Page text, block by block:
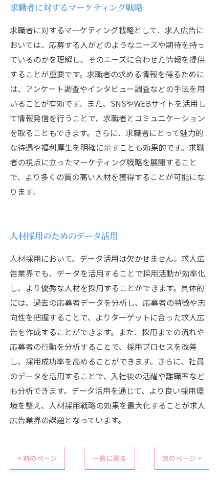
求職者に対するマーケティング戦略
求職者に対するマーケティング戦略として、求人広告に
おいては、応募する人がどのようなニーズや期待を持っ
ているのかを理解し、そのニーズに合わせた情報を提供
することが重要です。求職者の求める情報を得るために
は、アンケート調査やインタビュー調査などの手法を用
いることが有効です。また、SNSやWEBサイトを活用し
て情報発信を行うことで、求職者とコミュニケーション
を取ることもできます。さらに、求職者にとって魅力的
な待遇や福利厚生を明確に示すことも効果的です。求職
者の視点に立ったマーケティング戦略を展開すること
で、より多くの質の高い人材を獲得することが可能にな
ります。
人材採用のためのデータ活用
人材採用において、データ活用は欠かせません。求人広
告業界でも、データを活用することで採用活動が効率化
し、より優秀な人材を採用することができます。具体的
には、過去の応募者データを分析し、応募者の特徴や志
向性を把握することで、よりターゲットに合った求人広
告を作成することができます。また、採用までの流れや
応募者の行動を分析することで、採用プロセスを改善
し、採用成功率を高めることができます。さらに、社員
のデータを活用することで、入社後の活躍や離職率など
も分析できます。データ活用を通じて、より良い採用環
境を整え、人材採用戦略の効果を最大化することが求人
広告業界の課題となっています。
< 前のページ 一覧に戻る 次のページ >